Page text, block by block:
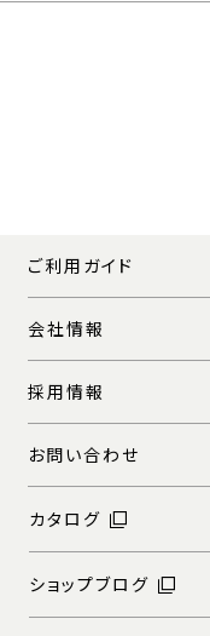
ご利用ガイド
会社情報
採用情報
お問い合わせ
カタログ
ショップブログ